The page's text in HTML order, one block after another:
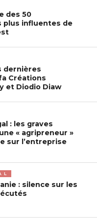
des 50
plus influentes de
dernières
Créations
et Diodio Diaw
: les graves
« agripreneur »
sur l’entreprise
: silence sur les